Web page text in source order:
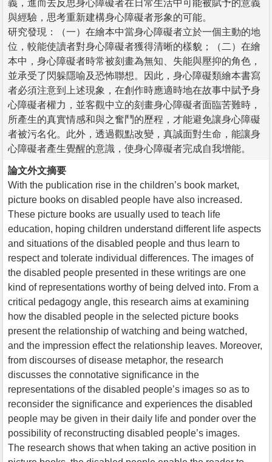
義，進而去反思身心障礙者在日常生活中可能被賦予的意義
與經驗，思考重新建構身心障礙者形象的可能。
研究發現：（一）在繪本中當身心障礙者立於一個主動的地
位，較能使讀者對身心障礙者獲得清晰的樣貌；（二）在繪
本中，身心障礙者時常被刻畫為無知、失能與壓抑的角色，
並承受了閃躲隱喻及恐怖聯想。因此，身心障礙類繪本書寫
者必須注意到上述現象，在創作時應適時地在故事中賦予身
心障礙者權力，並客觀中立的刻畫身心障礙者面臨苦難時，
所產生的真實情感和與之奮鬥的歷程，才能避免讓身心障礙
者被污名化。此外，透過觀點改變，真誠面對生命，能讓身
心障礙者產生覺醒的意識，使身心障礙者完成自我增能。
論文外文摘要
With the publication rise in the children’s book market,
picture books on disabled people have also increased.
These picture books are usually used to teach life
education, hoping children understand different life aspects
and situations of the disabled people and thus learn to
respect and tolerate individual differences. The images of
the disabled people presented in these writings are one
kind of representations worthy of being delved into. From a
critical pedagogy angle, this research aims at examining
how the disabled people in the selected picture books
present the relationship of watching and being watched,
and the impression effect the relationship leaves. Moreover,
from discourses of disease metaphor, the research
discusses the connotative significance in the
representations of the disabled people’s images so as to
reconsider the significance and experiences the disabled
people may be given in their daily life and ponder over the
possibility of reconstructing disabled people’s images.
The research shows that when taking an active position in